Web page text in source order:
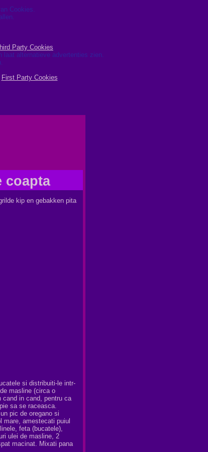
Cookies.
Party Cookies.
laat alternatieve advertenties zien.
First Party Cookies.
coapta
si distribuiti-le intr-
masline (circa o
cand in cand, pentru ca
sa se raceasca.
pic de oregano si
mare, amestecati puiul
feta (bucatele),
ulei de masline, 2
macinat. Mixati pana